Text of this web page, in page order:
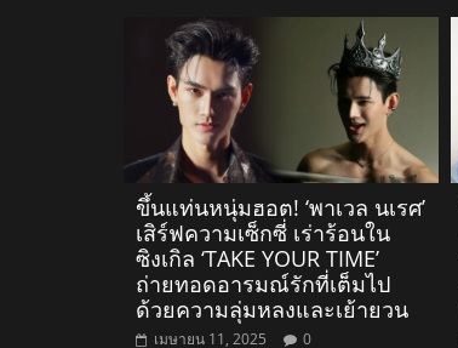
ขึ้นแท่นหนุ่มฮอต! ‘พาเวล นเรศ’
เสิร์ฟความเซ็กซี่ เร่าร้อนใน
ซิงเกิล ‘TAKE YOUR TIME’
ถ่ายทอดอารมณ์รักที่เต็มไป
ด้วยความลุ่มหลงและเย้ายวน
เมษายน 11, 2025 0